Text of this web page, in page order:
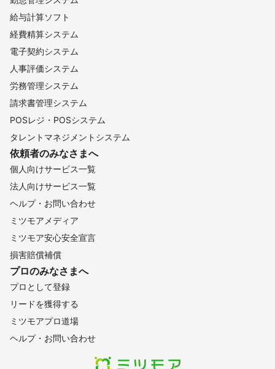
給与計算ソフト
経費精算システム
電子契約システム
人事評価システム
労務管理システム
請求書管理システム
POSレジ・POSシステム
タレントマネジメントシステム
依頼者のみなさまへ
個人向けサービス一覧
法人向けサービス一覧
ヘルプ・お問い合わせ
ミツモアメディア
ミツモア安心安全宣言
損害賠償補償
プロのみなさまへ
プロとして登録
リードを獲得する
ミツモアプロ道場
ヘルプ・お問い合わせ